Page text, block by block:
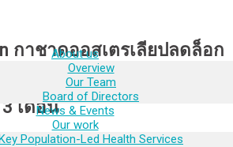
About us
Overview
Our Team
Board of Directors
News & Events
Our work
Population-Led Health Services
กาชาดออสเตรเลียปลดล็อก
างเพศบริจาคพลาสมาได้
เดือน